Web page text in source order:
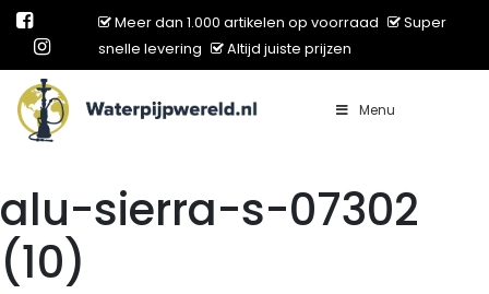
Meer dan 1.000 artikelen op voorraad
Super
snelle levering
Altijd juiste prijzen
Main Navigation Menu
alu-sierra-s-07302
(10)